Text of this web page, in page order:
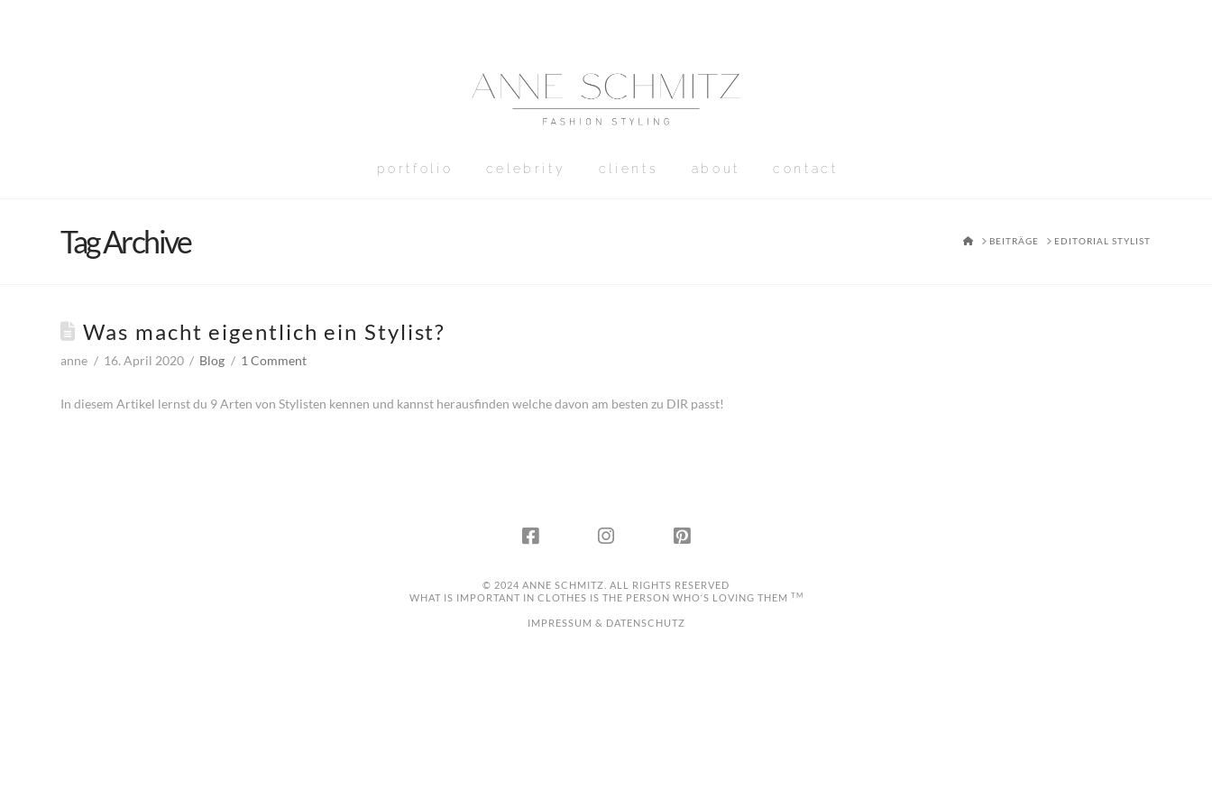
portfolio celebrity clients about contact
Tag Archive HOMEBEITRÄGE EDITORIAL STYLIST
Was macht eigentlich ein Stylist?
anne 16. April 2020 Blog 1 Comment
In diesem Artikel lernst du 9 Arten von Stylisten kennen und kannst herausfinden welche davon am besten zu DIR passt!
© 2024 ANNE SCHMITZ. ALL RIGHTS RESERVED
WHAT IS IMPORTANT IN CLOTHES IS THE PERSON WHO‘S LOVING THEM TM
IMPRESSUM & DATENSCHUTZ